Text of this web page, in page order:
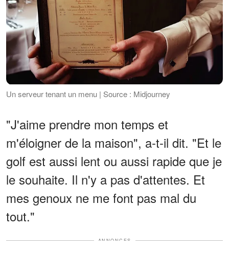
Un serveur tenant un menu | Source : Midjourney
"J'aime prendre mon temps et
m'éloigner de la maison", a-t-il dit. "Et le
golf est aussi lent ou aussi rapide que je
le souhaite. Il n'y a pas d'attentes. Et
mes genoux ne me font pas mal du
tout."
ANNONCES